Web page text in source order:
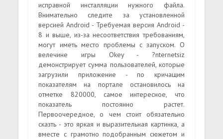
исправной инсталляции нужного файла.
Внимательно следите за установленной
версией Android - Требуемая версия Android -
8 и выше, из-за несоответствия требованиям,
могут иметь место проблемы с запуском. О
велечине игры Okey - ?nternetsiz
демонстрирует сумма пользователей, которые
загрузили приложение - по кричащим
показателям на портале остановилось на
отметке 820000, самое интересное, что
показатель постоянно растет.
Первоочередное, о чем стоит обязательно
сказть - это яркая и выразительная картинка, а
вместе с грамотно подобранным сюжетом и